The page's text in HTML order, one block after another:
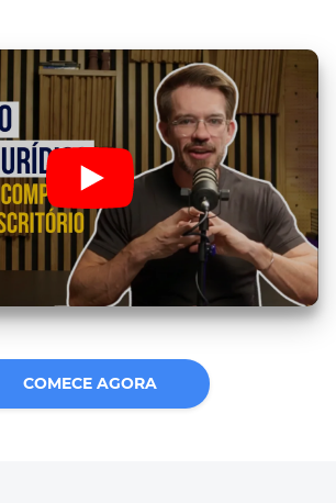
COMECE AGORA